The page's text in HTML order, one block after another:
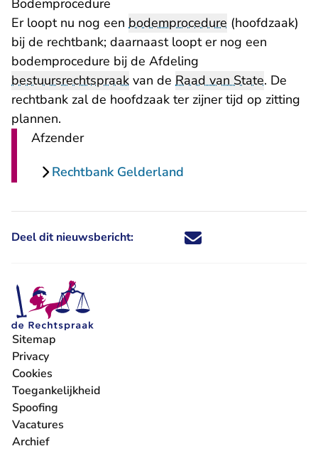
Bodemprocedure
Er loopt nu nog een bodemprocedure (hoofdzaak)
bij de rechtbank; daarnaast loopt er nog een
bodemprocedure bij de Afdeling
bestuursrechtspraak van de Raad van State. De
rechtbank zal de hoofdzaak ter zijner tijd op zitting
plannen.
Afzender
Rechtbank Gelderland
Deel dit nieuwsbericht: Deel dit nieuwsbericht via X -
Deel dit nieuwsbericht via
Deel dit nieuwsbericht
Deel dit
Sitemap
Privacy
Cookies
Toegankelijkheid
Spoofing
Vacatures
- U verlaat Rechtspraak.nl
Archief